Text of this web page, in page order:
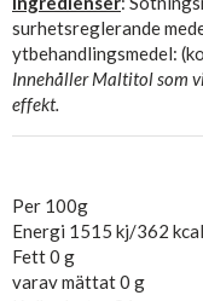
surhetsreglerande
ytbehandlingsmedel:
Innehåller Maltitol som
effekt.
Per 100g
Energi 1515 kj/362 kcal
Fett 0 g
varav mättat 0 g